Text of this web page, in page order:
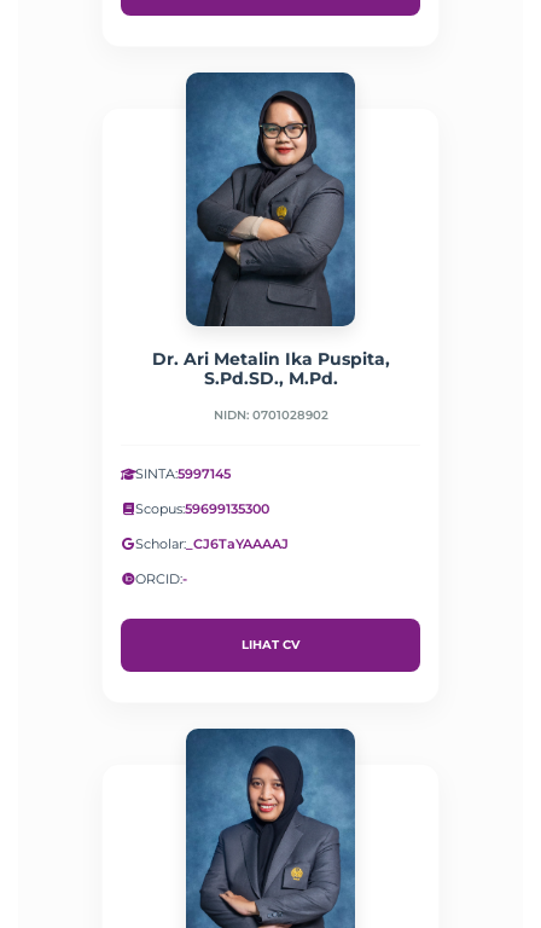
Dr. Ari Metalin Ika Puspita,
S.Pd.SD., M.Pd.
NIDN: 0701028902
SINTA:5997145
Scopus:59699135300
Scholar: _CJ6TaYAAAAJ
ORCID:-
LIHAT CV